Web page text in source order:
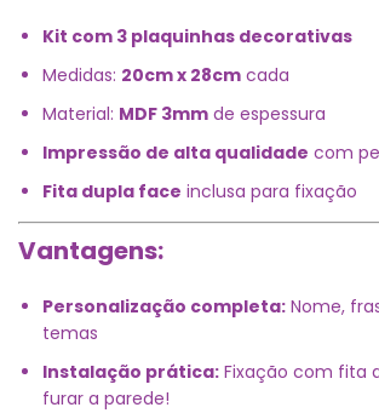
Kit com 3 plaquinhas decorativas
Medidas: 20cm x 28cm cada
Material: MDF 3mm de espessura
Impressão de alta qualidade com
Fita dupla face inclusa para fixação
Vantagens:
Personalização completa: Nome,
temas
Instalação prática: Fixação com fita
furar a parede!